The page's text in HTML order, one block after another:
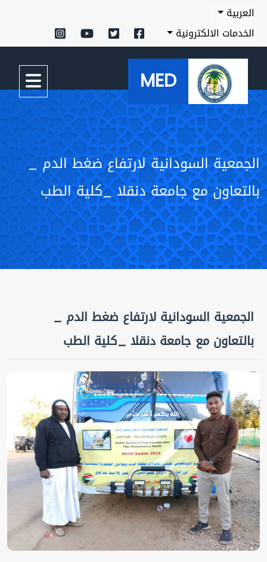
العربية
الخدمات الالكترونية
MED
الجمعية السودانية لارتفاع ضغط الدم _
بالتعاون مع جامعة دنقلا _كلية الطب
الجمعية السودانية لارتفاع ضغط الدم _
بالتعاون مع جامعة دنقلا _كلية الطب